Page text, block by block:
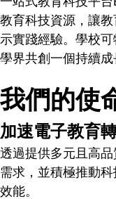
教育科技資源，讓
示實踐經驗。學校
學界共創一個持續成
我們的使
加速電子教育
透過提供多元且高
需求，並積極推動
效能。